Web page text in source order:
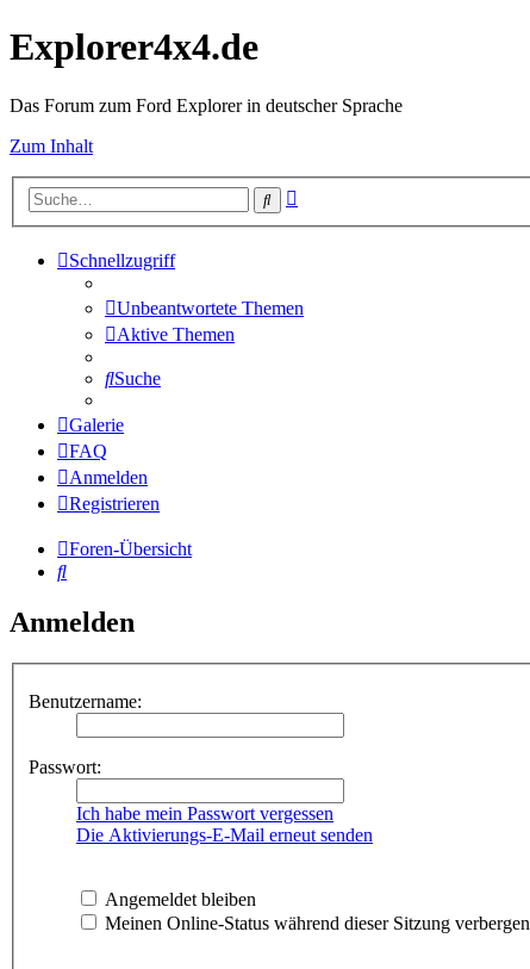
Explorer4x4.de
Das Forum zum Ford Explorer in deutscher Sprache
Zum Inhalt
Suche
Schnellzugriff
Unbeantwortete Themen
Aktive Themen
Suche
Galerie
FAQ
Anmelden
Registrieren
Foren-Übersicht
Suche
Anmelden
Benutzername:
Passwort:
Ich habe mein Passwort vergessen
Die Aktivierungs-E-Mail erneut senden
Angemeldet bleiben
Meinen Online-Status während dieser Sitzung verbergen